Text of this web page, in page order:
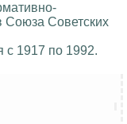
Союза Советских
с 1917 по 1992.